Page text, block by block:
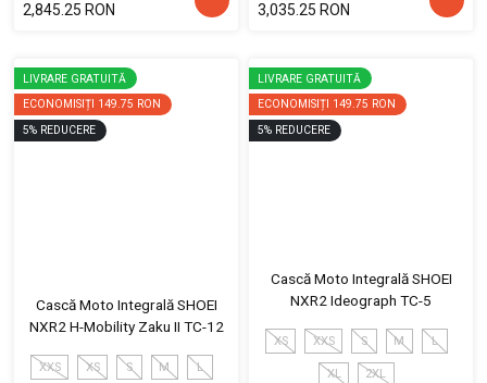
2,845.25 RON
3,035.25 RON
LIVRARE GRATUITĂ
ECONOMISIȚI 149.75 RON
5% REDUCERE
Cască Moto Integrală SHOEI
NXR2 H-Mobility Zaku II TC-12
XXS XS S M L
LIVRARE GRATUITĂ
ECONOMISIȚI 149.75 RON
5% REDUCERE
Cască Moto Integrală SHOEI
NXR2 Ideograph TC-5
XS XXS S M L
XL 2XL